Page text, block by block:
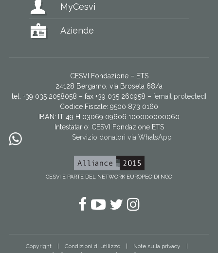
MyCesvi
Aziende
CESVI Fondazione – ETS
24128 Bergamo, via Broseta 68/a
tel. +39 035 2058058 – fax +39 035 260958 – [email protected]
Codice Fiscale: 9500 873 0160
IBAN: IT 49 H 03069 09606 100000000060
Intestatario: CESVI Fondazione ETS
Servizio donatori via WhatsApp
CESVI È PARTE DEL NETWORK EUROPEO DI NGO
Facebook
YouTube
Twitter
Instagram
Copyright Condizioni di utilizzo
Note sulla privacy